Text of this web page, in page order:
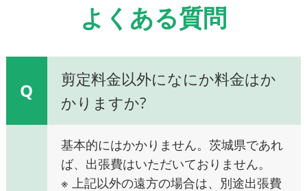
よくある質問
Q
剪定料金以外になにか料金はか
かりますか?
基本的にはかかりません。茨城県であれ
ば、出張費はいただいておりません。
※ 上記以外の遠方の場合は、別途出張費